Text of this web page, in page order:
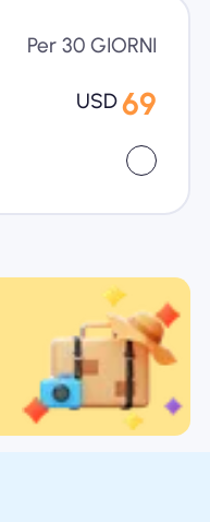
Per 30 GIORNI
USD 69